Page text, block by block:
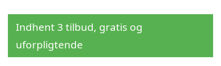
Indhent 3 tilbud, gratis og
uforpligtende